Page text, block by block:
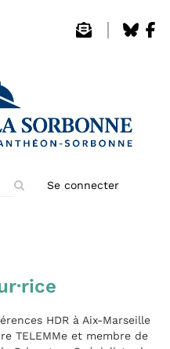
Se connecter
HDR à Aix-Marseille
TELEMMe et membre de